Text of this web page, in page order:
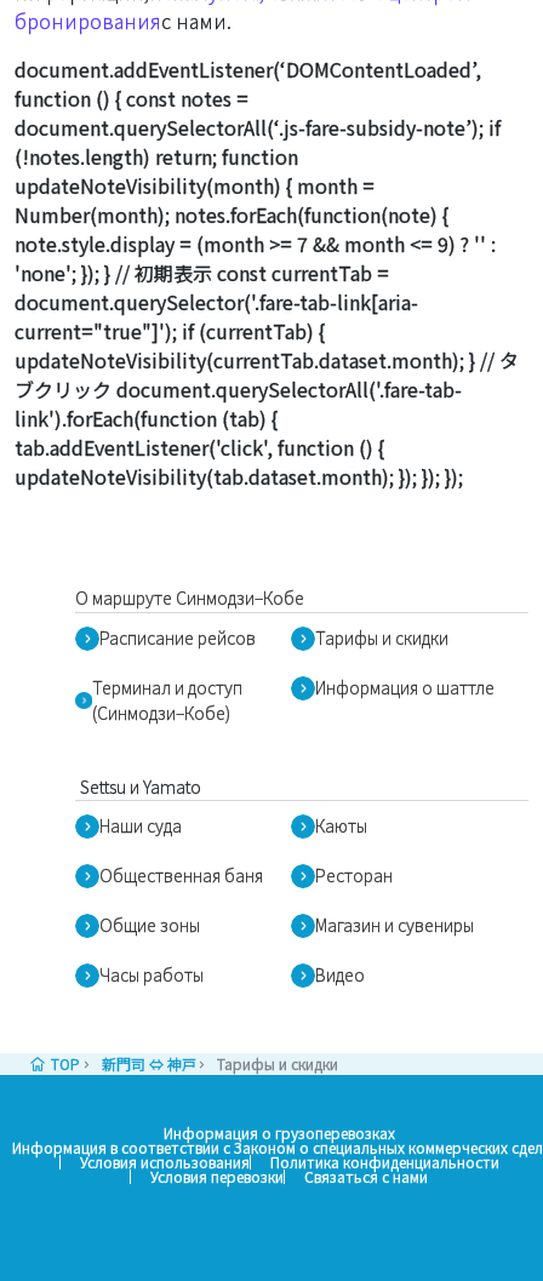
бронированияс нами.
document.addEventListener(‘DOMContentLoaded’,
function () { const notes =
document.querySelectorAll(‘.js-fare-subsidy-note’); if
(!notes.length) return; function
updateNoteVisibility(month) { month =
Number(month); notes.forEach(function(note) {
note.style.display = (month >= 7 && month <= 9) ? '' :
'none'; }); } // 初期表示 const currentTab =
document.querySelector('.fare-tab-link[aria-
current="true"]'); if (currentTab) {
updateNoteVisibility(currentTab.dataset.month); } // タ
ブクリック document.querySelectorAll('.fare-tab-
link').forEach(function (tab) {
tab.addEventListener('click', function () {
updateNoteVisibility(tab.dataset.month); }); }); });
О маршруте Синмодзи–Кобе
Расписание рейсов
Тарифы и скидки
Терминал и доступ
(Синмодзи–Кобе)
Информация о шаттле
Settsu и Yamato
Наши суда
Каюты
Общественная баня Ресторан
Общие зоны Магазин и сувениры
Часы работы Видео
TOP 新門司 ⇔ 神戸 Тарифы и скидки
Информация о грузоперевозках
Информация в соответствии с Законом о специальных коммерческих
Условия использования Политика конфиденциальности
Условия перевозки Связаться с нами